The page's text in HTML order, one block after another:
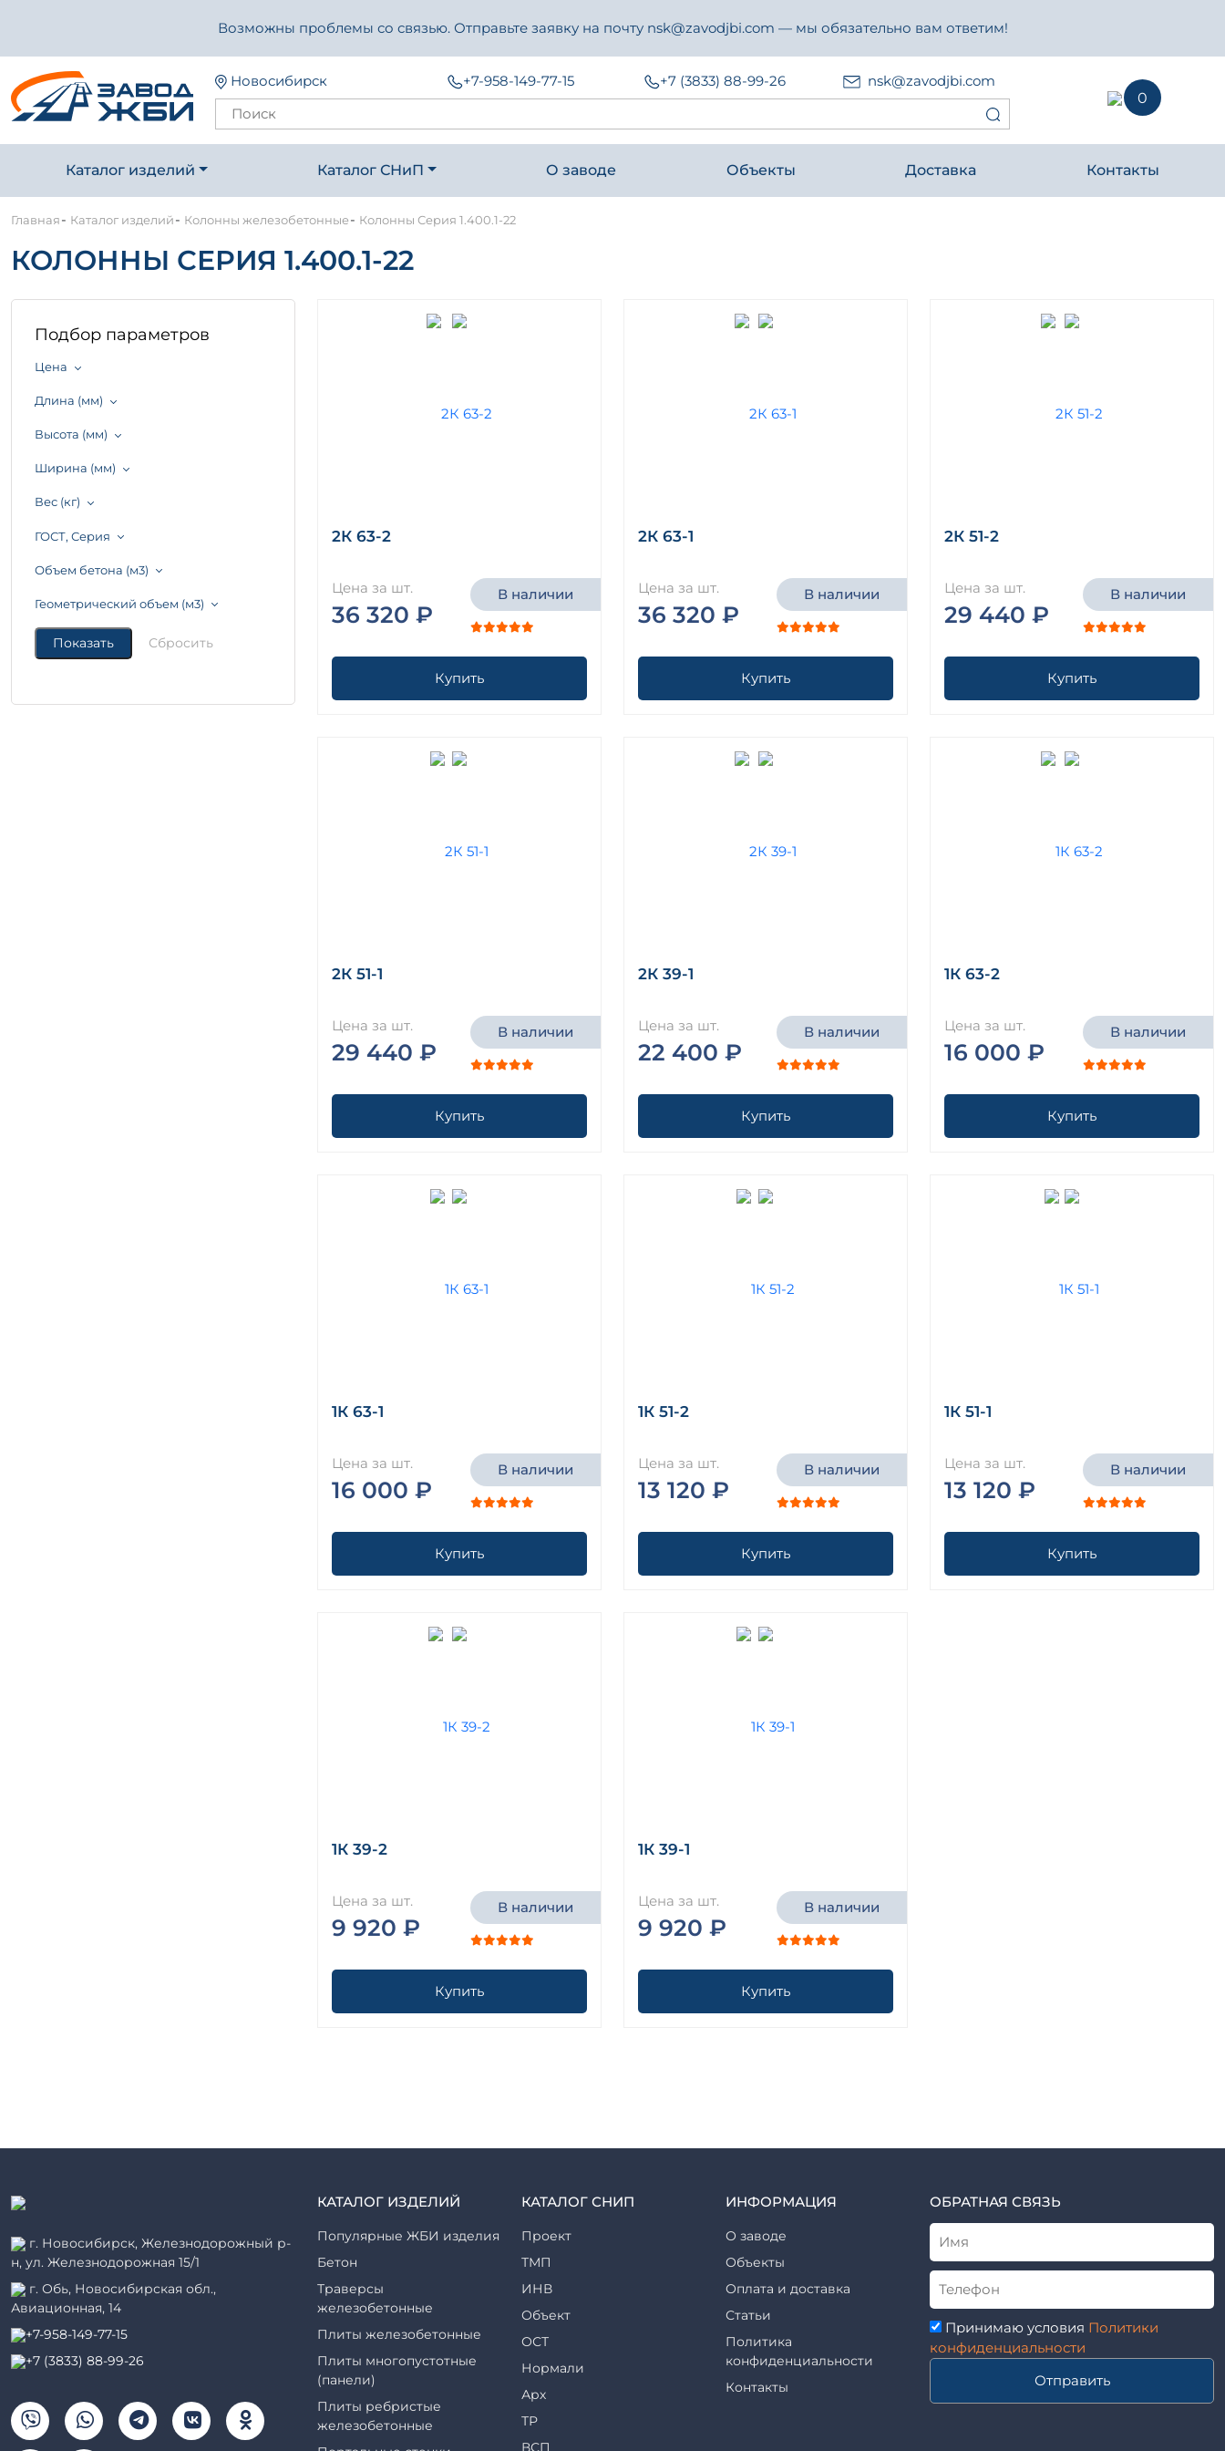
Возможны проблемы со связью. Отправьте заявку на почту nsk@zavodjbi.com — мы обязательно вам ответим!
Новосибирск +7-958-149-77-15 +7 (3833) 88-99-26
nsk@zavodjbi.com
0
Каталог изделий Каталог СНиП О заводе Объекты Доставка Контакты
Главная- Каталог изделий- Колонны железобетонные- Колонны Серия 1.400.1-22
КОЛОННЫ СЕРИЯ 1.400.1-22
Подбор параметров
Цена
Длина (мм)
Высота (мм)
Ширина (мм)
Вес (кг)
ГОСТ, Серия
Объем бетона (м3)
Геометрический объем (м3)
2К 63-2
Цена за шт.
36 320 ₽
В наличии
Купить
2К 63-1
Цена за шт.
36 320 ₽
В наличии
Купить
2К 51-2
Цена за шт.
29 440 ₽
В наличии
Купить
2К 51-1
Цена за шт.
29 440 ₽
В наличии
Купить
2К 39-1
Цена за шт.
22 400 ₽
В наличии
Купить
1К 63-2
Цена за шт.
16 000 ₽
В наличии
Купить
1К 63-1
Цена за шт.
16 000 ₽
В наличии
Купить
1К 51-2
Цена за шт.
13 120 ₽
В наличии
Купить
1К 51-1
Цена за шт.
13 120 ₽
В наличии
Купить
1К 39-2
Цена за шт.
9 920 ₽
В наличии
Купить
1К 39-1
Цена за шт.
9 920 ₽
В наличии
Купить
г. Новосибирск, Железнодорожный р-
н, ул. Железнодорожная 15/1
г. Обь, Новосибирская обл.,
Авиационная, 14
+7-958-149-77-15
+7 (3833) 88-99-26
КАТАЛОГ ИЗДЕЛИЙ
Популярные ЖБИ изделия
Бетон
Траверсы
железобетонные
Плиты железобетонные
Плиты многопустотные
(панели)
Плиты ребристые
железобетонные
КАТАЛОГ СНИП
Проект
ТМП
ИНВ
Объект
ОСТ
Нормали
Арх
ТР
ВСП
ИНФОРМАЦИЯ
О заводе
Объекты
Оплата и доставка
Статьи
Политика
конфиденциальности
Контакты
ОБРАТНАЯ СВЯЗЬ
Принимаю условия Политики
конфиденциальности
Отправить